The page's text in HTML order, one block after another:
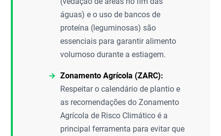
águas) e o uso de bancos de
proteína (leguminosas) são
essenciais para garantir alimento
volumoso durante a estiagem.
Zonamento Agrícola (ZARC):
Respeitar o calendário de plantio e
as recomendações do Zonamento
Agrícola de Risco Climático é a
principal ferramenta para evitar que